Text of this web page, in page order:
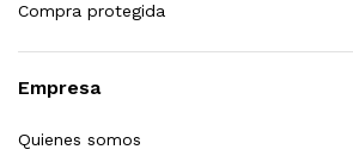
Compra protegida
Empresa
Quienes somos
SS304 Natural Cepillado |
699.00